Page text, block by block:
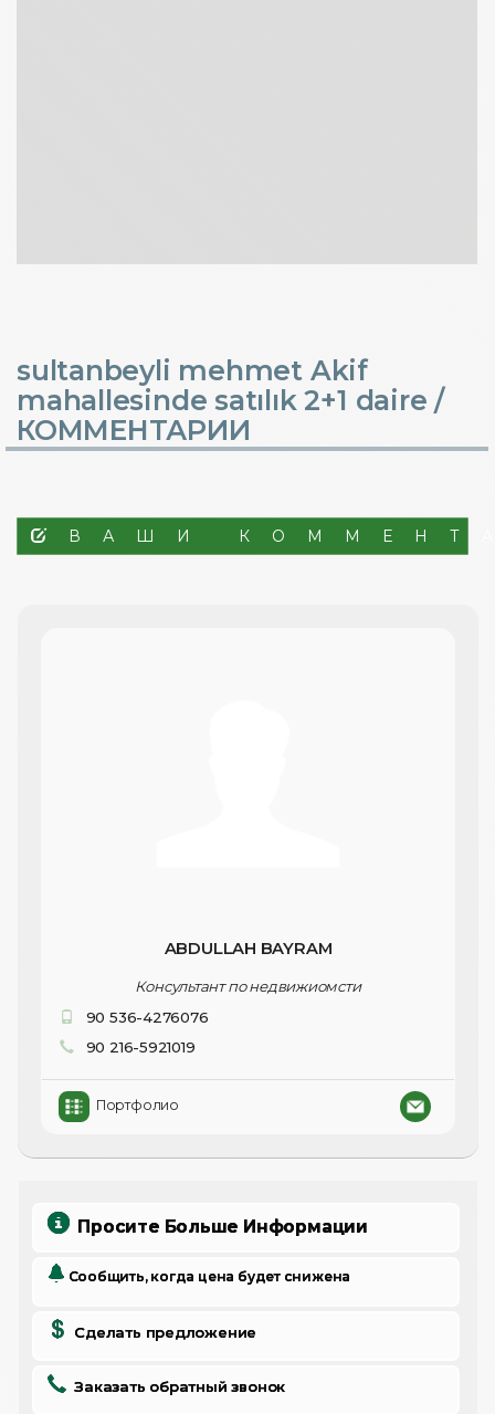
sultanbeyli mehmet Akif
mahallesinde satılık 2+1 daire /
КОММЕНТАРИИ
ВАШИ
ABDULLAH BAYRAM
Консультант по недвижиомсти
90 536-4276076
90 216-5921019
Портфолио
Просите Больше Информации
Сообщить, когда цена будет снижена
Сделать предложение
Заказать обратный звонок